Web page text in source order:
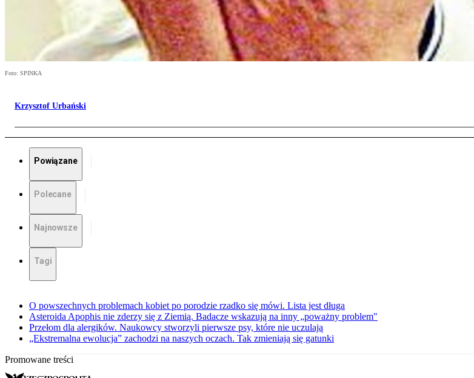
Foto: SPINKA
Krzysztof Urbański
Powiązane
Polecane
Najnowsze
Tagi
O powszechnych problemach kobiet po porodzie rzadko się mówi. Lista jest długa
Asteroida Apophis nie zderzy się z Ziemią. Badacze wskazują na inny „poważny problem"
Przełom dla alergików. Naukowcy stworzyli pierwsze psy, które nie uczulają
„Ekstremalna ewolucja” zachodzi na naszych oczach. Tak zmieniają się gatunki
Promowane treści